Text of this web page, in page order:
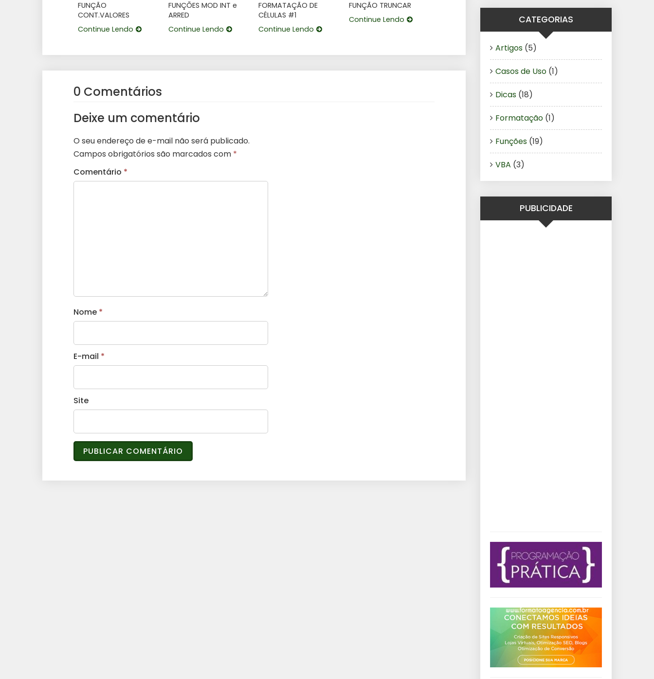
FUNÇÃO
CONT.VALORES
Continue Lendo
FUNÇÕES MOD INT e
ARRED
Continue Lendo
FORMATAÇÃO DE
CÉLULAS #1
Continue Lendo
FUNÇÃO TRUNCAR
Continue Lendo
0 Comentários
Deixe um comentário
O seu endereço de e-mail não será publicado.
Campos obrigatórios são marcados com *
Comentário *
Nome *
E-mail *
Site
CATEGORIAS
Artigos (5)
Casos de Uso (1)
Dicas (18)
Formatação (1)
Funções (19)
VBA (3)
PUBLICIDADE